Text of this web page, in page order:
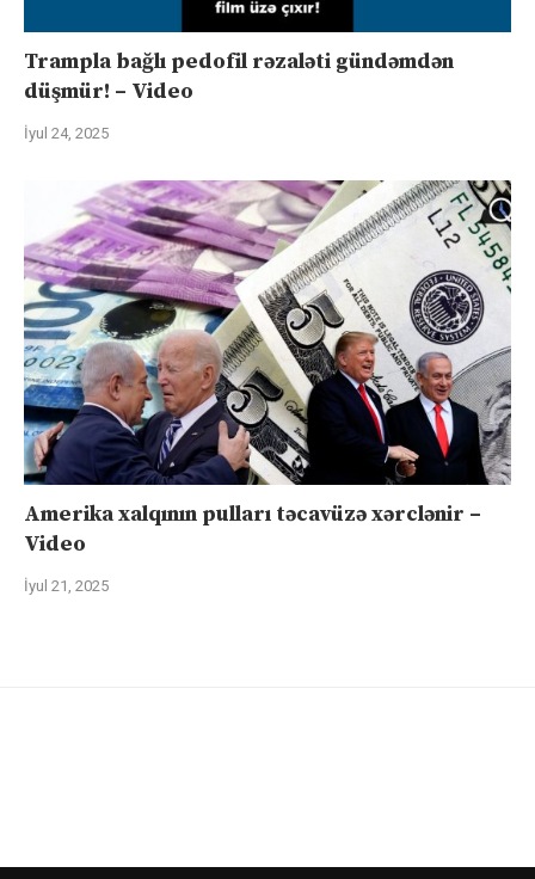
Trampla bağlı pedofil rəzaləti gündəmdən
düşmür! – Video
İyul 24, 2025
Amerika xalqının pulları təcavüzə xərclənir –
Video
İyul 21, 2025